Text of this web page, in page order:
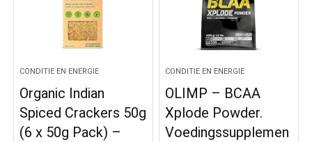
CONDITIE EN ENERGIE
Organic Indian
Spiced Crackers 50g
(6 x 50g Pack) –
CONDITIE EN ENERGIE
OLIMP – BCAA
Xplode Powder.
Voedingssupplemen